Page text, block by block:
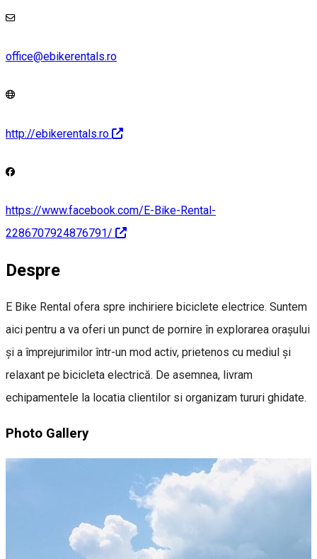
office@ebikerentals.ro
http://ebikerentals.ro
https://www.facebook.com/E-Bike-Rental-
2286707924876791/
Despre
E Bike Rental ofera spre inchiriere biciclete electrice. Suntem
aici pentru a va oferi un punct de pornire în explorarea orașului
și a împrejurimilor într-un mod activ, prietenos cu mediul și
relaxant pe bicicleta electrică. De asemnea, livram
echipamentele la locatia clientilor si organizam tururi ghidate.
Photo Gallery